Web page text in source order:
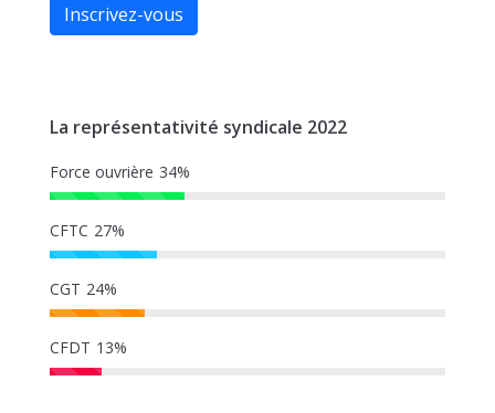
Inscrivez-vous
La représentativité syndicale 2022
Force ouvrière 34%
CFTC 27%
CGT 24%
CFDT 13%